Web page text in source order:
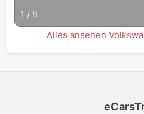
1 / 8
Alles ansehen